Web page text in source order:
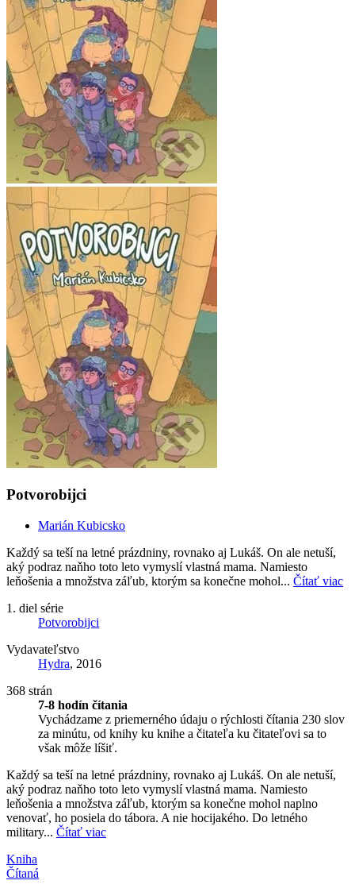
Potvorobijci
Marián Kubicsko
Každý sa teší na letné prázdniny, rovnako aj Lukáš. On ale netuší,
aký podraz naňho toto leto vymyslí vlastná mama. Namiesto
leňošenia a množstva záľub, ktorým sa konečne mohol... Čítať viac
1. diel série
Potvorobijci
Vydavateľstvo
Hydra, 2016
368 strán
7-8 hodín čítania
Vychádzame z priemerného údaju o rýchlosti čítania 230 slov
za minútu, od knihy ku knihe a čitateľa ku čitateľovi sa to
však môže líšiť.
Každý sa teší na letné prázdniny, rovnako aj Lukáš. On ale netuší,
aký podraz naňho toto leto vymyslí vlastná mama. Namiesto
leňošenia a množstva záľub, ktorým sa konečne mohol naplno
venovať, ho posiela do tábora. A nie hocijakého. Do letného
military... Čítať viac
Kniha
Čítaná